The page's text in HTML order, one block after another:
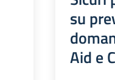
su
Aid e